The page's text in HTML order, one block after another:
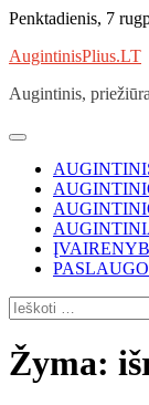
Skip
content
Penktadienis, 7
AugintinisPlius.LT
Augintinis,
Ieškoti:
Žyma: